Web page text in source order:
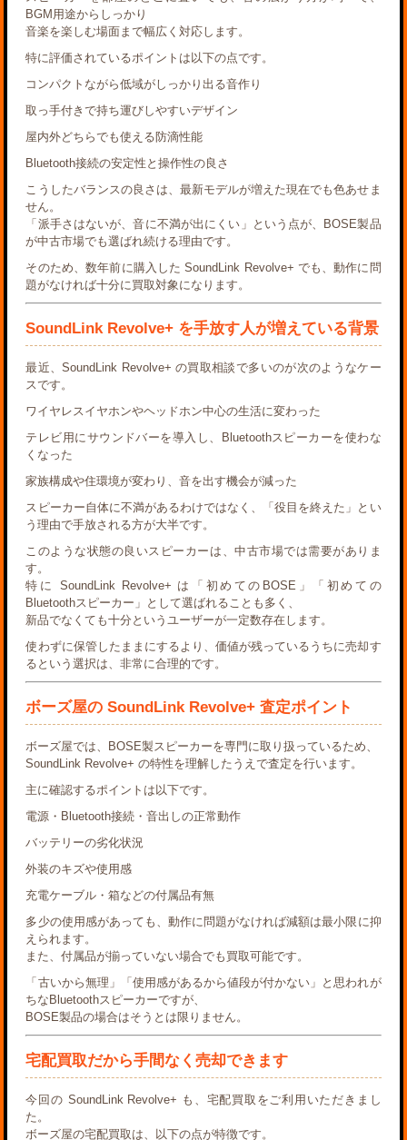
BGM用途からしっかり
音楽を楽しむ場面まで幅広く対応します。
特に評価されているポイントは以下の点です。
コンパクトながら低域がしっかり出る音作り
取っ手付きで持ち運びしやすいデザイン
屋内外どちらでも使える防滴性能
Bluetooth接続の安定性と操作性の良さ
こうしたバランスの良さは、最新モデルが増えた現在でも色あせま
せん。
「派手さはないが、音に不満が出にくい」という点が、BOSE製品
が中古市場でも選ばれ続ける理由です。
そのため、数年前に購入した SoundLink Revolve+ でも、動作に問
題がなければ十分に買取対象 になります。
SoundLink Revolve+ を手放す人が増えている背景
最近、SoundLink Revolve+ の買取相談で多いのが次のようなケー
スです。
ワイヤレスイヤホンやヘッドホン中心の生活に変わった
テレビ用にサウンドバーを導入し、Bluetoothスピーカーを使わな
くなった
家族構成や住環境が変わり、音を出す機会が減った
スピーカー自体に不満があるわけではなく、「役目を終えた」とい
う理由で手放される方が大半です。
このような状態の良いスピーカーは、中古市場では需要がありま
す。
特に SoundLink Revolve+ は「初めてのBOSE」「初めての
Bluetoothスピーカー」として選ばれることも多く、
新品でなくても十分というユーザーが一定数存在します。
使わずに保管したままにするより、価値が残っているうちに売却す
る という選択は、非常に合理的です。
ボーズ屋の SoundLink Revolve+ 査定ポイント
ボーズ屋では、BOSE製スピーカーを専門に取り扱っているため、
SoundLink Revolve+ の特性を理解したうえで査定を行います。
主に確認するポイントは以下です。
電源・Bluetooth接続・音出しの正常動作
バッテリーの劣化状況
外装のキズや使用感
充電ケーブル・箱などの付属品有無
多少の使用感があっても、 動作に問題がなければ減額は最小限 に抑
えられます。
また、付属品が揃っていない場合でも買取可能です。
「古いから無理」「使用感があるから値段が付かない」と思われが
ちなBluetoothスピーカーですが、
BOSE製品の場合はそうとは限りません。
宅配買取だから手間なく売却できます
今回の SoundLink Revolve+ も、宅配買取をご利用いただきまし
た。
ボーズ屋の宅配買取は、以下の点が特徴です。